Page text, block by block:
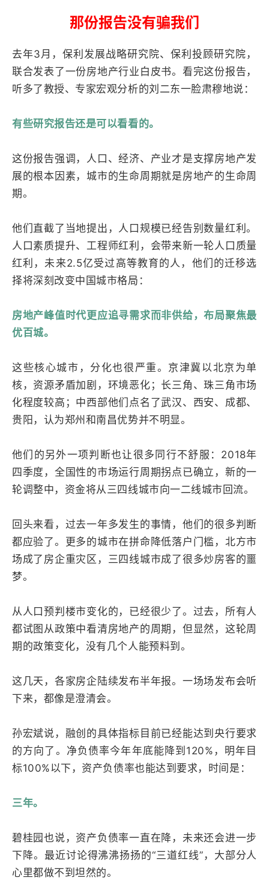
那份报告没有骗我们
去年3月，保利发展战略研究院、保利投顾研究院，
联合发表了一份房地产行业白皮书。看完这份报告，
听多了教授、专家宏观分析的刘二东一脸肃穆地说：
有些研究报告还是可以看看的。
这份报告强调，人口、经济、产业才是支撑房地产发
展的根本因素，城市的生命周期就是房地产的生命周
期。
他们直截了当地提出，人口规模已经告别数量红利。
人口素质提升、工程师红利，会带来新一轮人口质量
红利，未来2.5亿受过高等教育的人，他们的迁移选
择将深刻改变中国城市格局：
房地产峰值时代更应追寻需求而非供给，布局聚焦最
优百城。
这些核心城市，分化也很严重。京津冀以北京为单
核，资源矛盾加剧，环境恶化；长三角、珠三角市场
化程度较高；中西部他们点名了武汉、西安、成都、
贵阳，认为郑州和南昌优势并不明显。
他们的另外一项判断也让很多同行不舒服：2018年
四季度，全国性的市场运行周期拐点已确立，新的一
轮调整中，资金将从三四线城市向一二线城市回流。
回头来看，过去一年多发生的事情，他们的很多判断
都应验了。更多的城市在拼命降低落户门槛，北方市
场成了房企重灾区，三四线城市成了很多炒房客的噩
梦。
从人口预判楼市变化的，已经很少了。过去，所有人
都试图从政策中看清房地产的周期，但显然，这轮周
期的政策变化，没有几个人能预料到。
这几天，各家房企陆续发布半年报。一场场发布会听
下来，都像是澄清会。
孙宏斌说，融创的具体指标目前已经能达到央行要求
的方向了。净负债率今年年底能降到120%，明年目
标100%以下，资产负债率也能达到要求，时间是：
三年。
碧桂园也说，资产负债率一直在降，未来还会进一步
下降。最近讨论得沸沸扬扬的“三道红线”，大部分人
心里都做不到坦然的。